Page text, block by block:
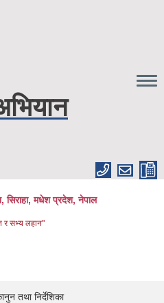
सिराहा, मधेश प्रदेश, नेपाल
र सभ्य लहान"
तथा निर्देशिका